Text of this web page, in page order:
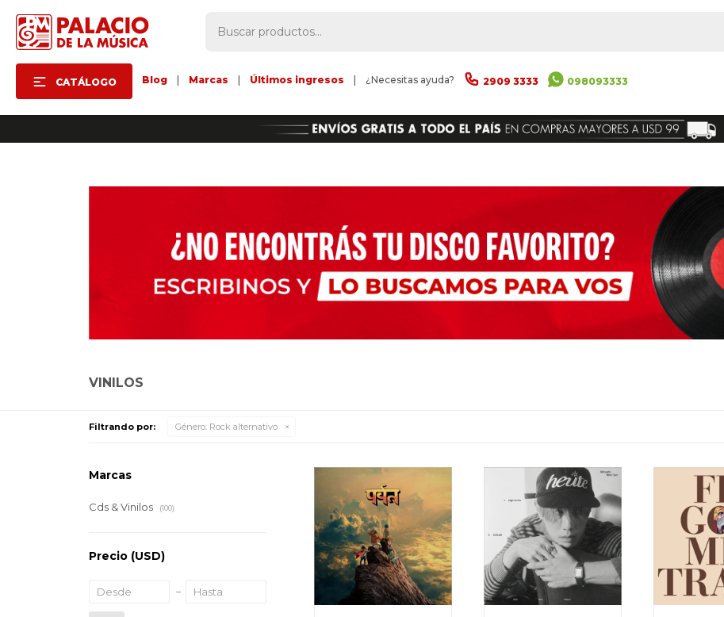
CATÁLOGO Blog Marcas Últimos ingresos ¿Necesitas ayuda? 2909 3333 098093333
VINILOS
Filtrando por: Género: Rock alternativo
Marcas
Cds & Vinilos (100)
Precio (USD)